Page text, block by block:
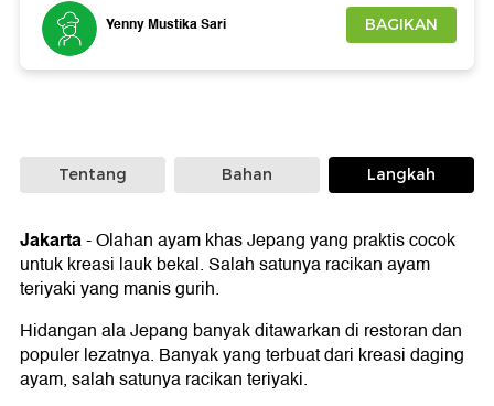
Foto: Getty Images/iStockphoto/FiwFuse
Yenny Mustika Sari BAGIKAN
Tentang Bahan Langkah
Jakarta-Olahan ayam khas Jepang yang praktis cocok
untuk kreasi lauk bekal. Salah satunya racikan ayam
teriyaki yang manis gurih.
Hidangan ala Jepang banyak ditawarkan di restoran dan
populer lezatnya. Banyak yang terbuat dari kreasi daging
ayam, salah satunya racikan teriyaki.